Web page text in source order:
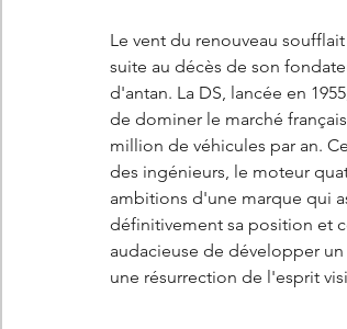
Le vent du renouveau
suite au décès de son
d'antan. La DS, lancée en
de dominer le marché
million de véhicules par an.
des ingénieurs, le moteur
ambitions d'une marque qui
définitivement sa position et
audacieuse de développer
une résurrection de l'esprit